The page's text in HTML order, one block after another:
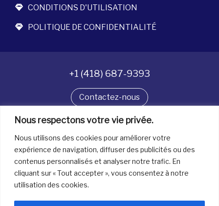
Nous respectons votre vie privée.
Nous utilisons des cookies pour améliorer votre
expérience de navigation, diffuser des publicités ou des
contenus personnalisés et analyser notre trafic. En
cliquant sur « Tout accepter », vous consentez à notre
utilisation des cookies.
CONDITIONS D'UTILISATION
POLITIQUE DE CONFIDENTIALITÉ
+1 (418) 687-9393
Contactez-nous
Suivez-nous
Tous droits réservés. © La boîte à bijoux 2026